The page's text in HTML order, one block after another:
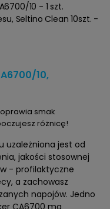
10 - 1 szt.
Seltino Clean 10szt. -
10,
smak
różnicę!
uzależniona jest od
jakości stosownej
- profilaktyczne
a zachowasz
napojów. Jedno